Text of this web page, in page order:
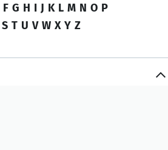
F G H I J K L M N O P
S T U V W X Y Z